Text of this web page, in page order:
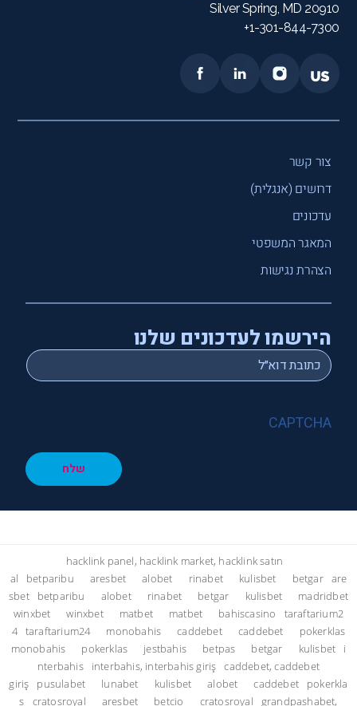
Silver Spring, MD 20910
1-301-844-7300+
צור קשר
דרושים (אנגלית)
עדכונים
המאגר המשפטי
הצהרת נגישות
הירשמו לעדכונים שלנו
Email
*
CAPTCHA
שלח
hacklink panel, hacklink market, hacklink satın
al
betparibu aresbet alobet rinabet kulisbet betgar
are
sbet
betparibu alobet rinabet betgar kulisbet
madridbet
winxbet
winxbet matbet matbet bahiscasino
taraftarium2
4 taraftarium24 monobahis caddebet caddebet
pokerklas
monobahis
pokerklas jestbahis betpas betgar kulisbet
i
nterbahis
interbahis, interbahis giriş
caddebet, caddebet
giriş
pusulabet lunabet kulisbet alobet caddebet
pokerkla
s
cratosroyal aresbet betcio cratosroyal grandpashabet,